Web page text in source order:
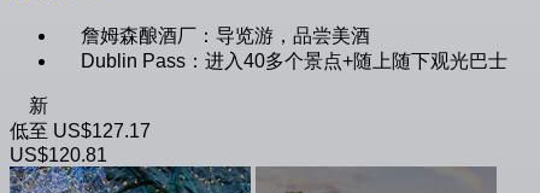
詹姆森酿酒厂：导览游，品尝美酒
Dublin Pass：进入40多个景点+随上随下观光巴士
新
低至 US$127.17
US$120.81